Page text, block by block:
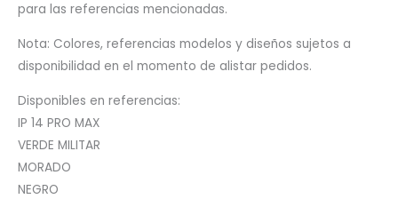
para las referencias mencionadas.
Nota: Colores, referencias modelos y diseños sujetos a
disponibilidad en el momento de alistar pedidos.
Disponibles en referencias:
IP 14 PRO MAX
VERDE MILITAR
MORADO
NEGRO